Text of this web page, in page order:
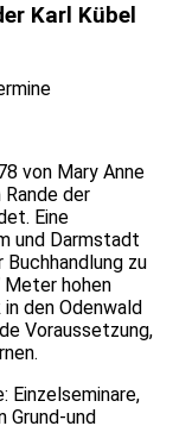
Karl Kübel
von Mary Anne
der
Eine
und Darmstadt
zu
Meter hohen
den Odenwald
Voraussetzung,
Einzelseminare,
Grund-und